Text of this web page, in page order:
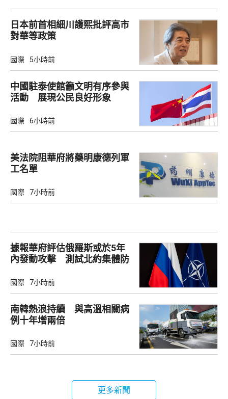
日本前首相細川護熙批評高市
對華等政策
國際 5小時前
中國駐泰使館籲文明有序參與
活動 展現公民良好形象
國際 6小時前
美法院阻華府將藥明康德列軍
工名單
國際 7小時前
據報華府評估俄羅斯或於5年
內發動攻擊 測試北約集體防
國際 7小時前
南韓熱浪持續 與高溫相關病
例十年增兩倍
國際 7小時前
更多新聞